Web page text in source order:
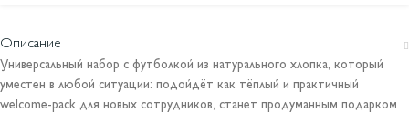
Описание
Универсальный набор с футболкой из натурального хлопка, который
уместен в любой ситуации: подойдёт как тёплый и практичный
welcome-pack для новых сотрудников, станет продуманным подарком